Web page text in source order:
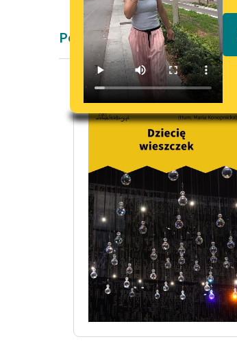
Poemat dygresyjny